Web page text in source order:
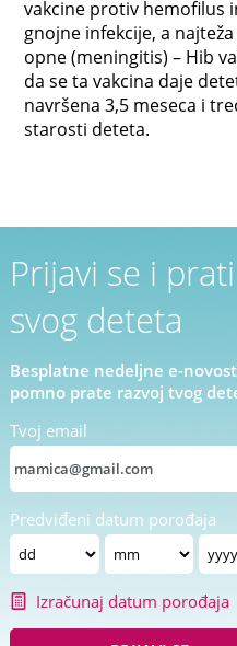
vakcine protiv hemofilus
gnojne infekcije, a
opne (meningitis) – Hib
da se ta vakcina daje
navršena 3,5 meseca i
starosti deteta.
Prijavi se i
svog deteta
Besplatne nedeljne e-
pomno prate razvoj tvog
Tvoj email
Predviđeni datum porođaja
Izračunaj datum porođaja